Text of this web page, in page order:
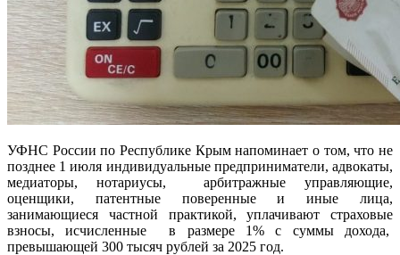
УФНС России по Республике Крым напоминает о том, что не
позднее 1 июля индивидуальные предприниматели, адвокаты,
медиаторы, нотариусы, арбитражные управляющие,
оценщики, патентные поверенные и иные лица,
занимающиеся частной практикой, уплачивают страховые
взносы, исчисленные в размере 1% с суммы дохода,
превышающей 300 тысяч рублей за 2025 год.